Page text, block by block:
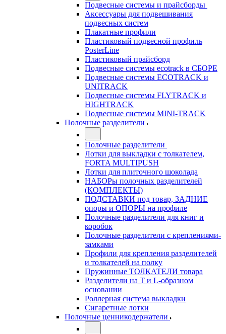
Подвесные системы и прайсборды
Аксессуары для подвешивания
подвесных систем
Плакатные профили
Пластиковый подвесной профиль
PosterLine
Пластиковый прайсборд
Подвесные системы ecotrack в СБОРЕ
Подвесные системы ECOTRACK и
UNITRACK
Подвесные системы FLYTRACK и
HIGHTRACK
Подвесные системы MINI-TRACK
Полочные разделители
Полочные разделители
Лотки для выкладки с толкателем,
FORTA MULTIPUSH
Лотки для плиточного шоколада
НАБОРы полочных разделителей
(КОМПЛЕКТЫ)
ПОДСТАВКИ под товар, ЗАДНИЕ
опоры и ОПОРЫ на профиле
Полочные разделители для книг и
коробок
Полочные разделители с креплениями-
замками
Профили для крепления разделителей
и толкателей на полку
Пружинные ТОЛКАТЕЛИ товара
Разделители на Т и L-образном
основании
Роллерная система выкладки
Сигаретные лотки
Полочные ценникодержатели